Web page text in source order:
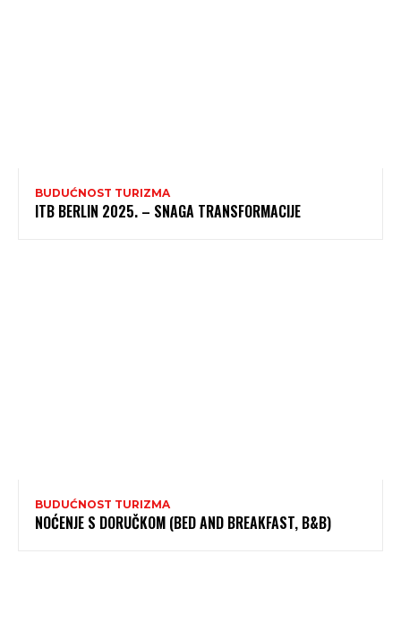
BUDUĆNOST TURIZMA
ITB BERLIN 2025. – SNAGA TRANSFORMACIJE
BUDUĆNOST TURIZMA
NOĆENJE S DORUČKOM (BED AND BREAKFAST, B&B)